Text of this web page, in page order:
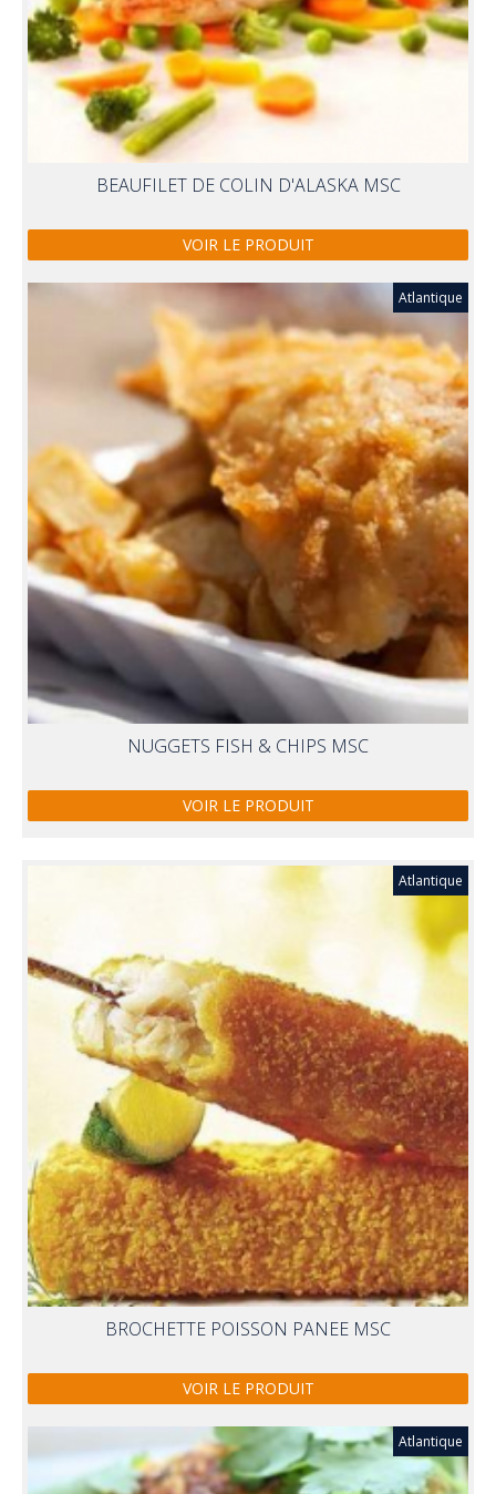
BEAUFILET DE COLIN D'ALASKA MSC
VOIR LE PRODUIT
Atlantique
NUGGETS FISH & CHIPS MSC
VOIR LE PRODUIT
Atlantique
BROCHETTE POISSON PANEE MSC
VOIR LE PRODUIT
Atlantique